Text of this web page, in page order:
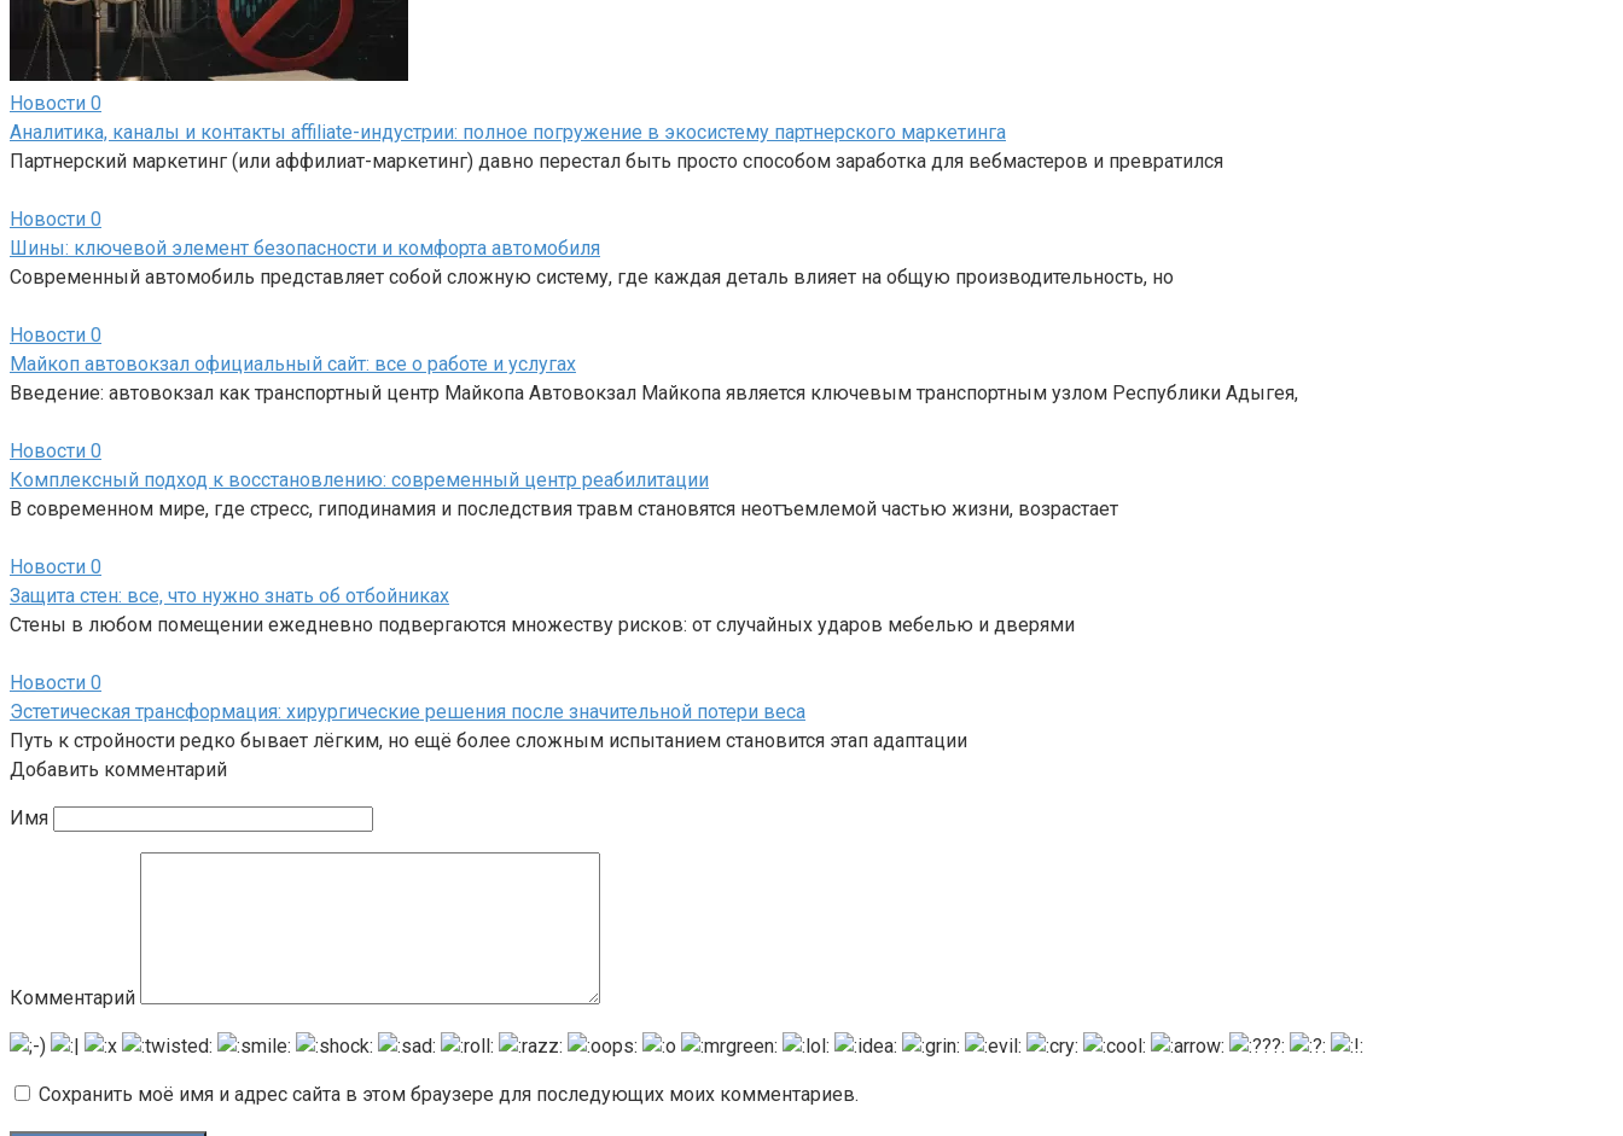
Новости 0
Аналитика, каналы и контакты affiliate-индустрии: полное погружение в экосистему партнерского маркетинга
Партнерский маркетинг (или аффилиат-маркетинг) давно перестал быть просто способом заработка для вебмастеров и превратился
Новости 0
Шины: ключевой элемент безопасности и комфорта автомобиля
Современный автомобиль представляет собой сложную систему, где каждая деталь влияет на общую производительность, но
Новости 0
Майкоп автовокзал официальный сайт: все о работе и услугах
Введение: автовокзал как транспортный центр Майкопа Автовокзал Майкопа является ключевым транспортным узлом Республики Адыгея,
Новости 0
Комплексный подход к восстановлению: современный центр реабилитации
В современном мире, где стресс, гиподинамия и последствия травм становятся неотъемлемой частью жизни, возрастает
Новости 0
Защита стен: все, что нужно знать об отбойниках
Стены в любом помещении ежедневно подвергаются множеству рисков: от случайных ударов мебелью и дверями
Новости 0
Эстетическая трансформация: хирургические решения после значительной потери веса
Путь к стройности редко бывает лёгким, но ещё более сложным испытанием становится этап адаптации
Добавить комментарий
Имя
Комментарий
Сохранить моё имя и адрес сайта в этом браузере для последующих моих комментариев.